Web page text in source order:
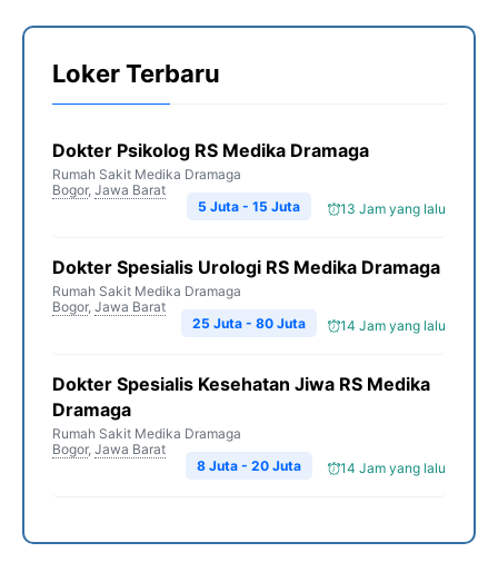
Loker Terbaru
Dokter Psikolog RS Medika Dramaga
Rumah Sakit Medika Dramaga
Bogor, Jawa Barat
13 Jam yang lalu
5 Juta - 15 Juta
Dokter Spesialis Urologi RS Medika Dramaga
Rumah Sakit Medika Dramaga
Bogor, Jawa Barat
14 Jam yang lalu
25 Juta - 80 Juta
Dokter Spesialis Kesehatan Jiwa RS Medika
Dramaga
Rumah Sakit Medika Dramaga
Bogor, Jawa Barat
14 Jam yang lalu
8 Juta - 20 Juta